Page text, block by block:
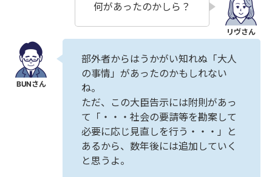
何があったのかしら？
部外者からはうかがい知れぬ「大人
の事情」があったのかもしれない
ね。
ただ、この大臣告示には附則があっ
て「・・・社会の要請等を勘案して
必要に応じ見直しを行う・・・」と
あるから、数年後には追加していく
と思うよ。